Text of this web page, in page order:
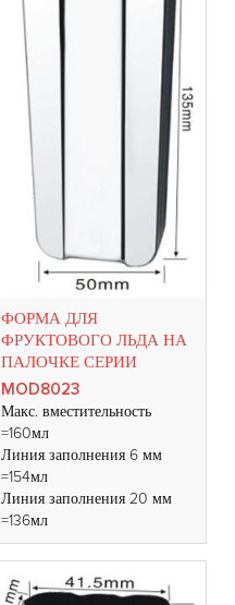
ФОРМА ДЛЯ
ФРУКТОВОГО ЛЬДА НА
ПАЛОЧКЕ СЕРИИ
MOD8023
Макс. вместительность
=160мл
Линия заполнения 6 мм
=154мл
Линия заполнения 20 мм
=136мл